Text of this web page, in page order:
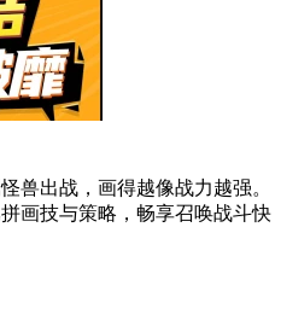
兽出战，画得越像战力越强。
画技与策略，畅享召唤战斗快